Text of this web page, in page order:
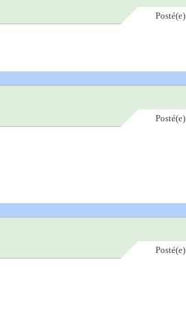
Posté(e)
Posté(e)
Posté(e)